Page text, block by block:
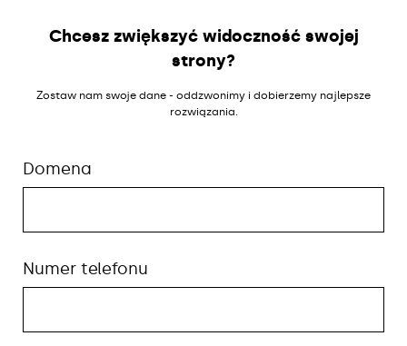
Chcesz zwiększyć widoczność swojej
strony?
Zostaw nam swoje dane - oddzwonimy i dobierzemy najlepsze
rozwiązania.
Domena
Numer telefonu